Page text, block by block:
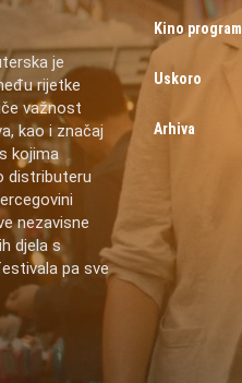
je
rijetke
važnost
kao i značaj
kojima
distributeru
nezavisne
djela s
pa sve
Kino program
Uskoro
Arhiva